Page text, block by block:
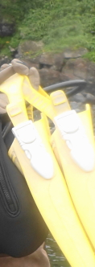
ガエル
キ
グ